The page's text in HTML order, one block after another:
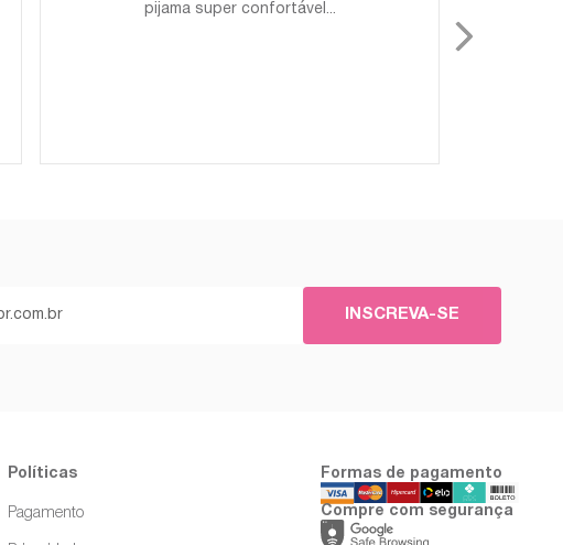
pijama super confortável...
INSCREVA-SE
Políticas
Pagamento
Formas de pagamento
Compre com segurança